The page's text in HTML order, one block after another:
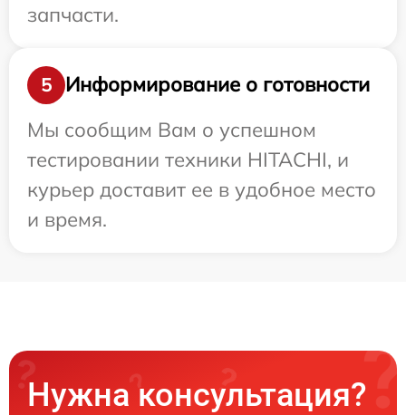
запчасти.
5
Информирование о готовности
Мы сообщим Вам о успешном
тестировании техники HITACHI, и
курьер доставит ее в удобное место
и время.
Нужна консультация?